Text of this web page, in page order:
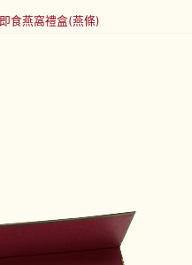
即食燕窩禮盒(燕條)